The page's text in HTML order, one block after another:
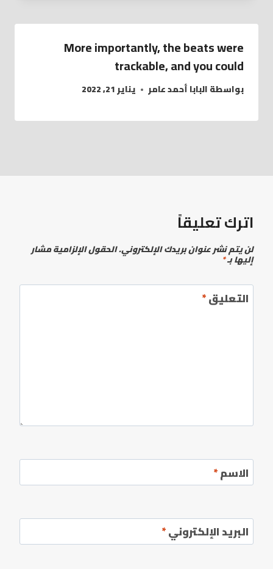
More importantly, the beats were
trackable, and you could
بواسطةالبابا أحمد عامر يناير 21, 2022
اترك تعليقاً
لن يتم نشر عنوان بريدك الإلكتروني.الحقول الإلزامية مشار
إليها بـ*
التعليق*
الاسم*
البريد الإلكتروني*